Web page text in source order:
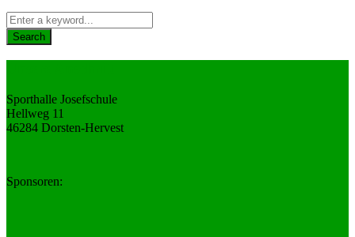
Sporthalle Josefschule
Hellweg 11
46284 Dorsten-Hervest
Sponsoren: